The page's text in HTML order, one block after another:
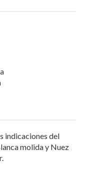
indicaciones del
molida y Nuez